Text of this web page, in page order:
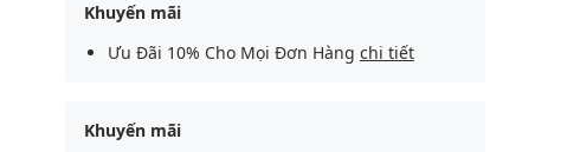
Khuyến mãi
Ưu Đãi 10% Cho Mọi Đơn Hàng chi tiết
Khuyến mãi